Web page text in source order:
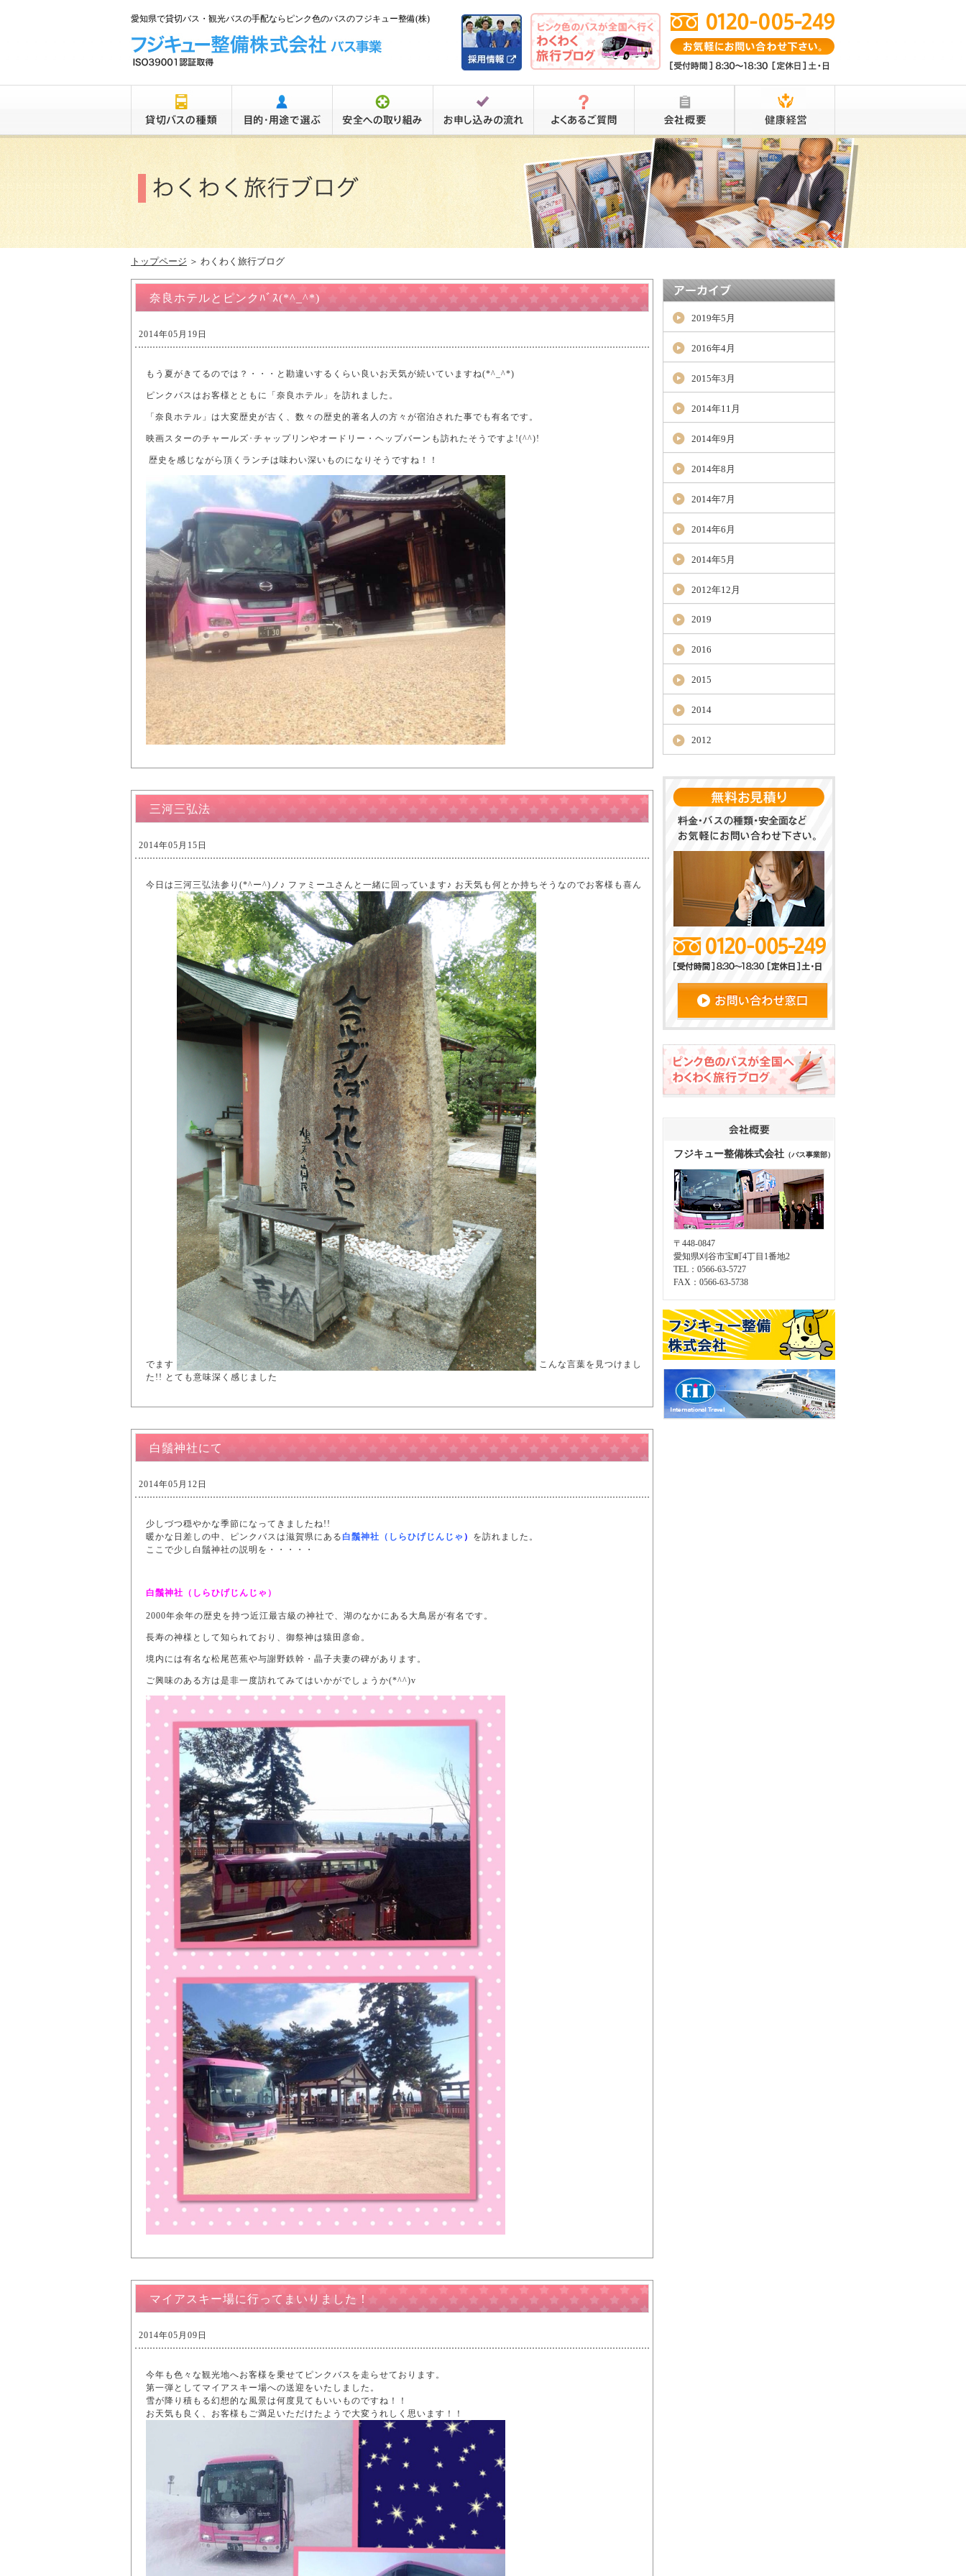
愛知県で貸切バス・観光バスの手配ならピンク色のバスのフジキュー整備(株)
トップページ ＞ わくわく旅行ブログ
奈良ホテルとピンクﾊﾞｽ(*^_^*)
2014年05月19日
もう夏がきてるのでは？・・・と勘違いするくらい良いお天気が続いていますね(*^_^*)
ピンクバスはお客様とともに「奈良ホテル」を訪れました。
「奈良ホテル」は大変歴史が古く、数々の歴史的著名人の方々が宿泊された事でも有名です。
映画スターのチャールズ･チャップリンやオードリー・ヘップバーンも訪れたそうですよ!(^^)!
歴史を感じながら頂くランチは味わい深いものになりそうですね！！
三河三弘法
2014年05月15日
今日は三河三弘法参り(*^ー^)ノ♪ ファミーユさんと一緒に回っています♪ お天気も何とか持ちそうなのでお客様も喜ん
でます
こんな言葉を見つけまし
た!! とても意味深く感じました
白鬚神社にて
2014年05月12日
少しづつ穏やかな季節になってきましたね!!
暖かな日差しの中、ピンクバスは滋賀県にある 白鬚神社（しらひげじんじゃ ） を訪れました。
ここで少し白鬚神社の説明を・・・・・
白鬚神社（しらひげじんじゃ）
2000年余年の歴史を持つ近江最古級の神社で、湖のなかにある大鳥居が有名です。
長寿の神様として知られており、御祭神は猿田彦命。
境内には有名な松尾芭蕉や与謝野鉄幹・晶子夫妻の碑があります。
ご興味のある方は是非一度訪れてみてはいかがでしょうか(*^^)v
マイアスキー場に行ってまいりました！
2014年05月09日
今年も色々な観光地へお客様を乗せてピンクバスを走らせております。
第一弾としてマイアスキー場への送迎をいたしました。
雪が降り積もる幻想的な風景は何度見てもいいものですね！！
お天気も良く、お客様もご満足いただけたようで大変うれしく思います！！
2019年5月
2016年4月
2015年3月
2014年11月
2014年9月
2014年8月
2014年7月
2014年6月
2014年5月
2012年12月
2019
2016
2015
2014
2012
フジキュー整備株式会社 （バス事業部）
〒448-0847
愛知県刈谷市宝町4丁目1番地2
TEL：0566-63-5727
FAX：0566-63-5738